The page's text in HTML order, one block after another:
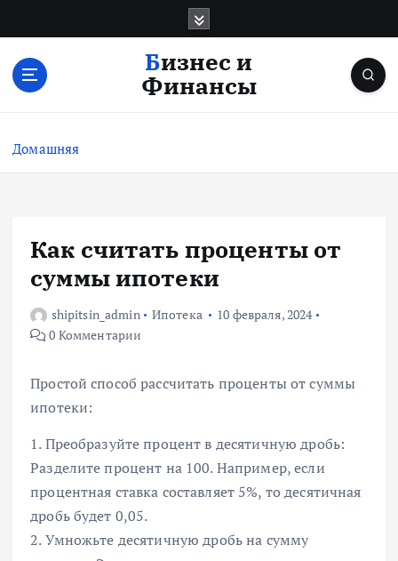
с
Бизнес и
Финансы
Домашняя
Как считать проценты от
суммы ипотеки
shipitsin_admin Ипотека
10 февраля, 2024
0 Комментарии
Простой способ рассчитать проценты от суммы
ипотеки:
1. Преобразуйте процент в десятичную дробь:
Разделите процент на 100. Например, если
процентная ставка составляет 5%, то десятичная
дробь будет 0,05.
2. Умножьте десятичную дробь на сумму